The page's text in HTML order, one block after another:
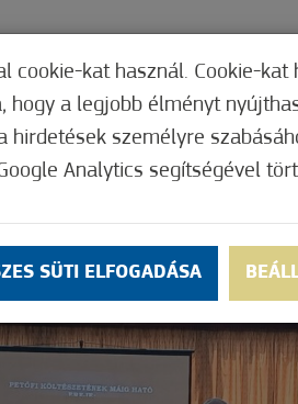
ZÖLD FÓKUSZ
cookie-kat használ. Cookie-kat
hogy a legjobb élményt
hirdetések személyre
Analytics segítségével
SÜTI ELFOGADÁSA